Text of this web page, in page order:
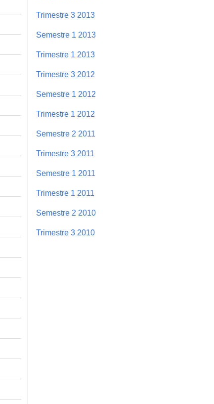
Trimestre 3 2013
Semestre 1 2013
Trimestre 1 2013
Trimestre 3 2012
Semestre 1 2012
Trimestre 1 2012
Semestre 2 2011
Trimestre 3 2011
Semestre 1 2011
Trimestre 1 2011
Semestre 2 2010
Trimestre 3 2010